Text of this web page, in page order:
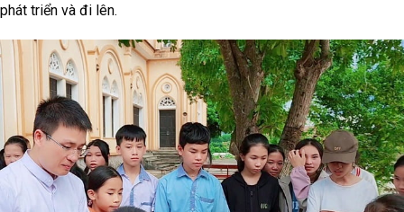
phát triển và đi lên.